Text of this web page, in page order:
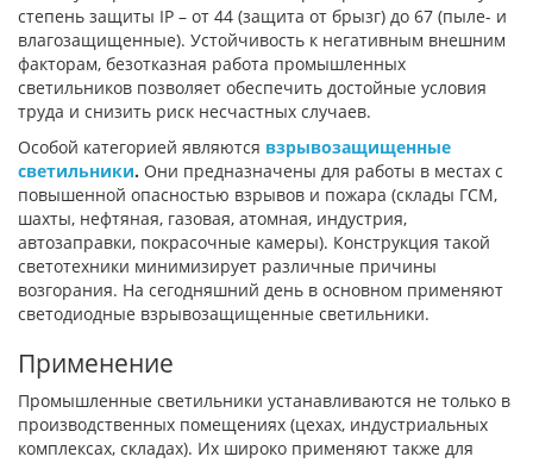
степень защиты IP – от 44 (защита от брызг) до 67 (пыле- и
влагозащищенные). Устойчивость к негативным внешним
факторам, безотказная работа промышленных
светильников позволяет обеспечить достойные условия
труда и снизить риск несчастных случаев.
Особой категорией являются взрывозащищенные
светильники. Они предназначены для работы в местах с
повышенной опасностью взрывов и пожара (склады ГСМ,
шахты, нефтяная, газовая, атомная, индустрия,
автозаправки, покрасочные камеры). Конструкция такой
светотехники минимизирует различные причины
возгорания. На сегодняшний день в основном применяют
светодиодные взрывозащищенные светильники.
Применение
Промышленные светильники устанавливаются не только в
производственных помещениях (цехах, индустриальных
комплексах, складах). Их широко применяют также для